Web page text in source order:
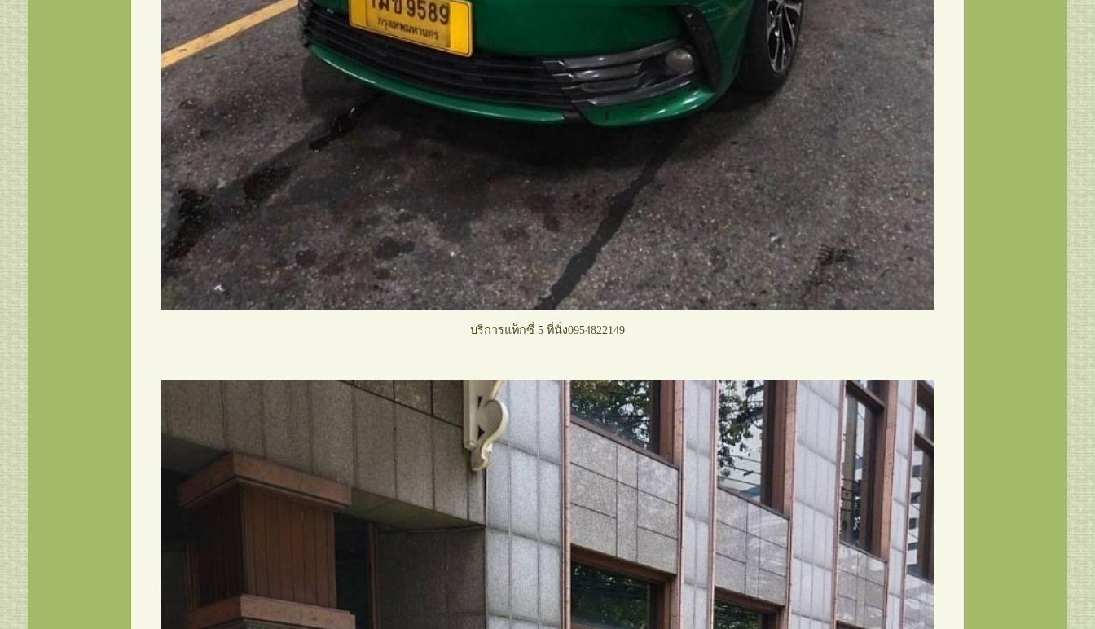
เบอร์โทรแท็กซี่บางปะอิน ศูนย์บริการ
แท็กซี่บางปะอิน แท็กซี่อยุธยา 0954822149
แท็กซี่พัทยา เบอร์โทรแท็กซี่พัทยา
0954822149
แท็กซี่ชัยภูมิ เบอร์โทรแท็กซี่ชัยภูมิ
0954822149
แท็กซี่หัวหิน เบอร์โทรแท็กซี่หัวหิน โทร
0954822149
แท็กซี่เชียงราย เบอร์โทรแท็กซี่เชียงราย
0954822149
แท็กซี่บุรีรัมย์ เบอร์โทรแท็กซี่บุรีรัมย์
0954822149
บริการแท็กซี่ 5 ที่นั่ง0954822149